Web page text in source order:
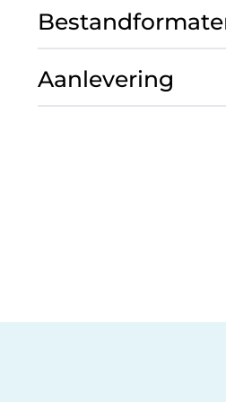
Aanlevering